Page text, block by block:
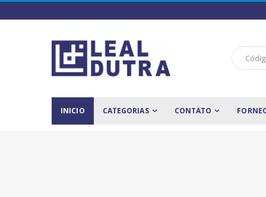
INICIO CATEGORIAS CONTATO